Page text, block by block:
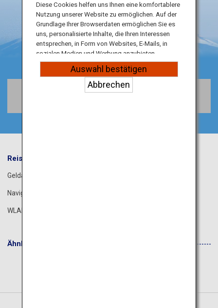
Flüge Buchen
Reiseinformationen
Geldautomaten
Navigations-App
WLAN
Ähnliche Webseiten
Diese Cookies helfen uns Ihnen eine komfortablere
Nutzung unserer Website zu ermöglichen. Auf der
Grundlage Ihrer Browserdaten ermöglichen Sie es
uns, personalisierte Inhalte, die Ihren Interessen
entsprechen, in Form von Websites, E-Mails, in
sozialen Medien und Werbung anzubieten.
Auswahl bestätigen
Abbrechen